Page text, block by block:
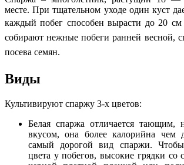
месте. При тщательном уходе один куст
каждый побег способен вырасти до 20 см
собирают нежные побеги ранней весной,
посева семян.
Виды
Культивируют спаржу 3-х цветов:
Белая спаржа отличается тающим,
вкусом, она более калорийна чем
самый дорогой вид спаржи. Чтобы
цвета у побегов, высокие грядки со